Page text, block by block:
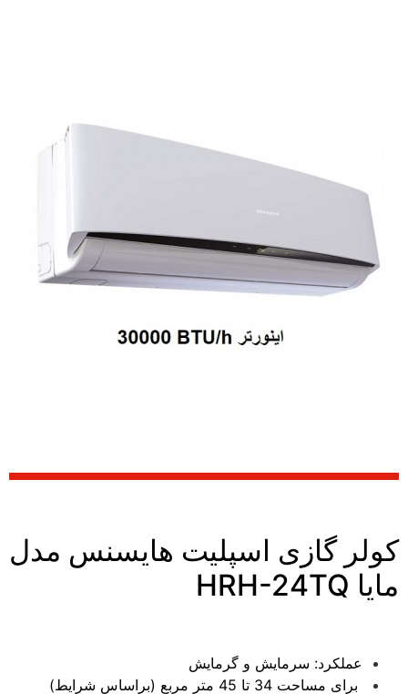
کولر گازی اسپلیت هایسنس مدل
مایا HRH-24TQ
عملکرد: سرمايش و گرمایش
برای مساحت 34 تا 45 متر مربع (براساس شرایط)